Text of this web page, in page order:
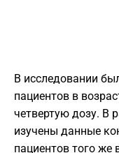
В исследовании
пациентов в
четвертую дозу. В
изучены данные
пациентов того же